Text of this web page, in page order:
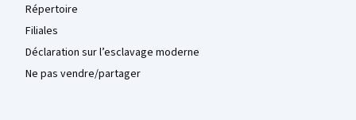
Répertoire
Filiales
Déclaration sur l’esclavage moderne
Ne pas vendre/partager